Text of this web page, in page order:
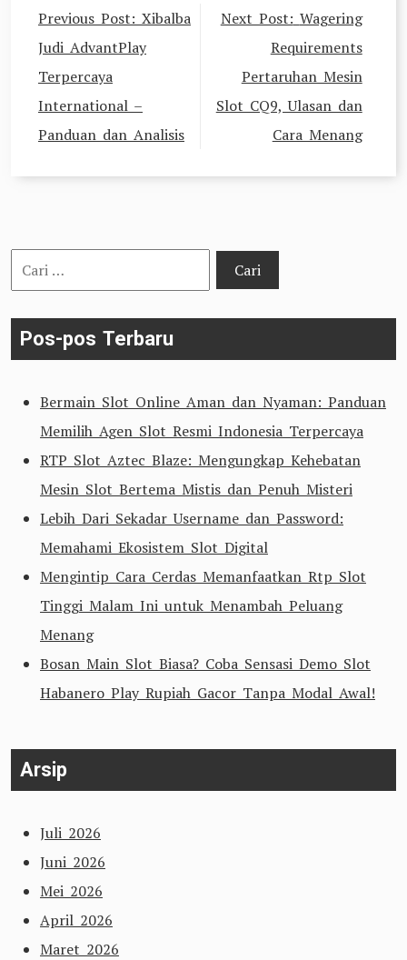
Navigasi
pos
Previous Post: Xibalba
Judi AdvantPlay
Terpercaya
International –
Panduan dan Analisis
Next Post: Wagering
Requirements
Pertaruhan Mesin
Slot CQ9, Ulasan dan
Cara Menang
Cari
untuk:
Pos-pos Terbaru
Bermain Slot Online Aman dan Nyaman: Panduan
Memilih Agen Slot Resmi Indonesia Terpercaya
RTP Slot Aztec Blaze: Mengungkap Kehebatan
Mesin Slot Bertema Mistis dan Penuh Misteri
Lebih Dari Sekadar Username dan Password:
Memahami Ekosistem Slot Digital
Mengintip Cara Cerdas Memanfaatkan Rtp Slot
Tinggi Malam Ini untuk Menambah Peluang
Menang
Bosan Main Slot Biasa? Coba Sensasi Demo Slot
Habanero Play Rupiah Gacor Tanpa Modal Awal!
Arsip
Juli 2026
Juni 2026
Mei 2026
April 2026
Maret 2026